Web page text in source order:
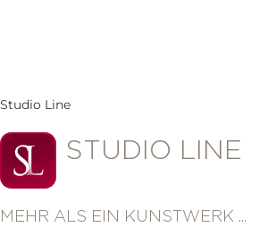
Studio Line
STUDIO LINE
MEHR ALS EIN KUNSTWERK ...